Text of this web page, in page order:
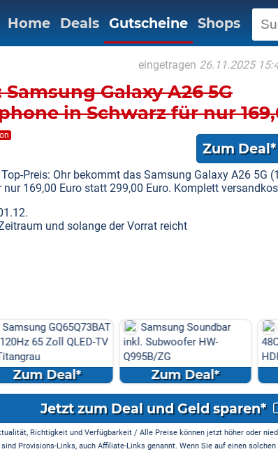
Home Deals Gutscheine Shops
eingetragen 26.11.2025
Samsung Galaxy A26 5G
in Schwarz für nur
Zum Deal*
Preis: Ohr bekommt das Samsung Galaxy A26 5G
169,00 Euro statt 299,00 Euro. Komplett
und solange der Vorrat reicht
TV
Samsung Soundbar
inkl. Subwoofer HW-
Q995B/ZG
Zum Deal*
Philips OLED
48OLED707 Ambilight
Zum Deal*
Jetzt zum Deal und Geld sparen*
Richtigkeit und Verfügbarkeit / Alle Preise können jetzt höher oder
Provisions-Links, auch Affiliate-Links genannt. Wenn Sie auf einen